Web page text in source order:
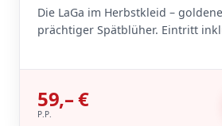
Die LaGa im Herbstkleid –
prächtiger Spätblüher. Eintritt
59,– €
P.P.